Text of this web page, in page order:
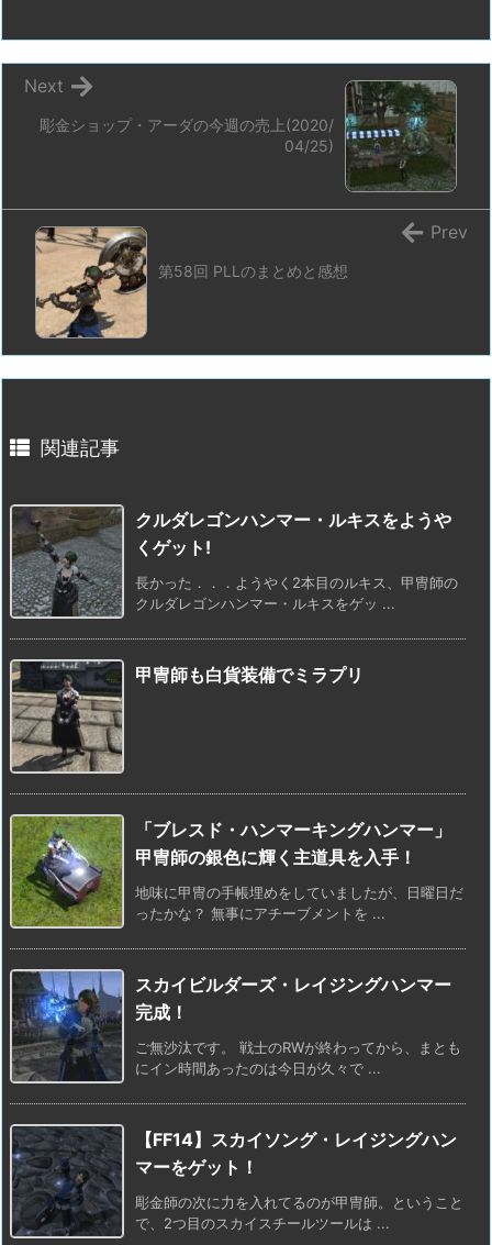
彫金ショップ・アーダの今週の売上(2020/
04/25)
Next
第58回 PLLのまとめと感想
Prev
関連記事
クルダレゴンハンマー・ルキスをようや
くゲット!
長かった．．．ようやく2本目のルキス、甲冑師の
クルダレゴンハンマー・ルキスをゲッ ...
甲冑師も白貨装備でミラプリ
「ブレスド・ハンマーキングハンマー」
甲冑師の銀色に輝く主道具を入手！
地味に甲冑の手帳埋めをしていましたが、日曜日だ
ったかな？ 無事にアチーブメントを ...
スカイビルダーズ・レイジングハンマー
完成！
ご無沙汰です。 戦士のRWが終わってから、まとも
にイン時間あったのは今日が久々で ...
【FF14】スカイソング・レイジングハン
マーをゲット！
彫金師の次に力を入れてるのが甲冑師。ということ
で、2つ目のスカイスチールツールは ...